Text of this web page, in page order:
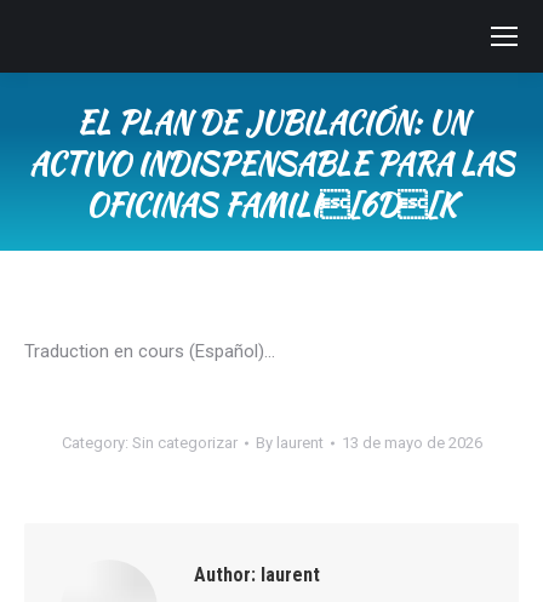
EL PLAN DE JUBILACIÓN: UN
ACTIVO INDISPENSABLE PARA LAS
OFICINAS FAMILI[6D[K
Traduction en cours (Español)…
Category: Sin categorizar By laurent 13 de mayo de 2026
Author: laurent